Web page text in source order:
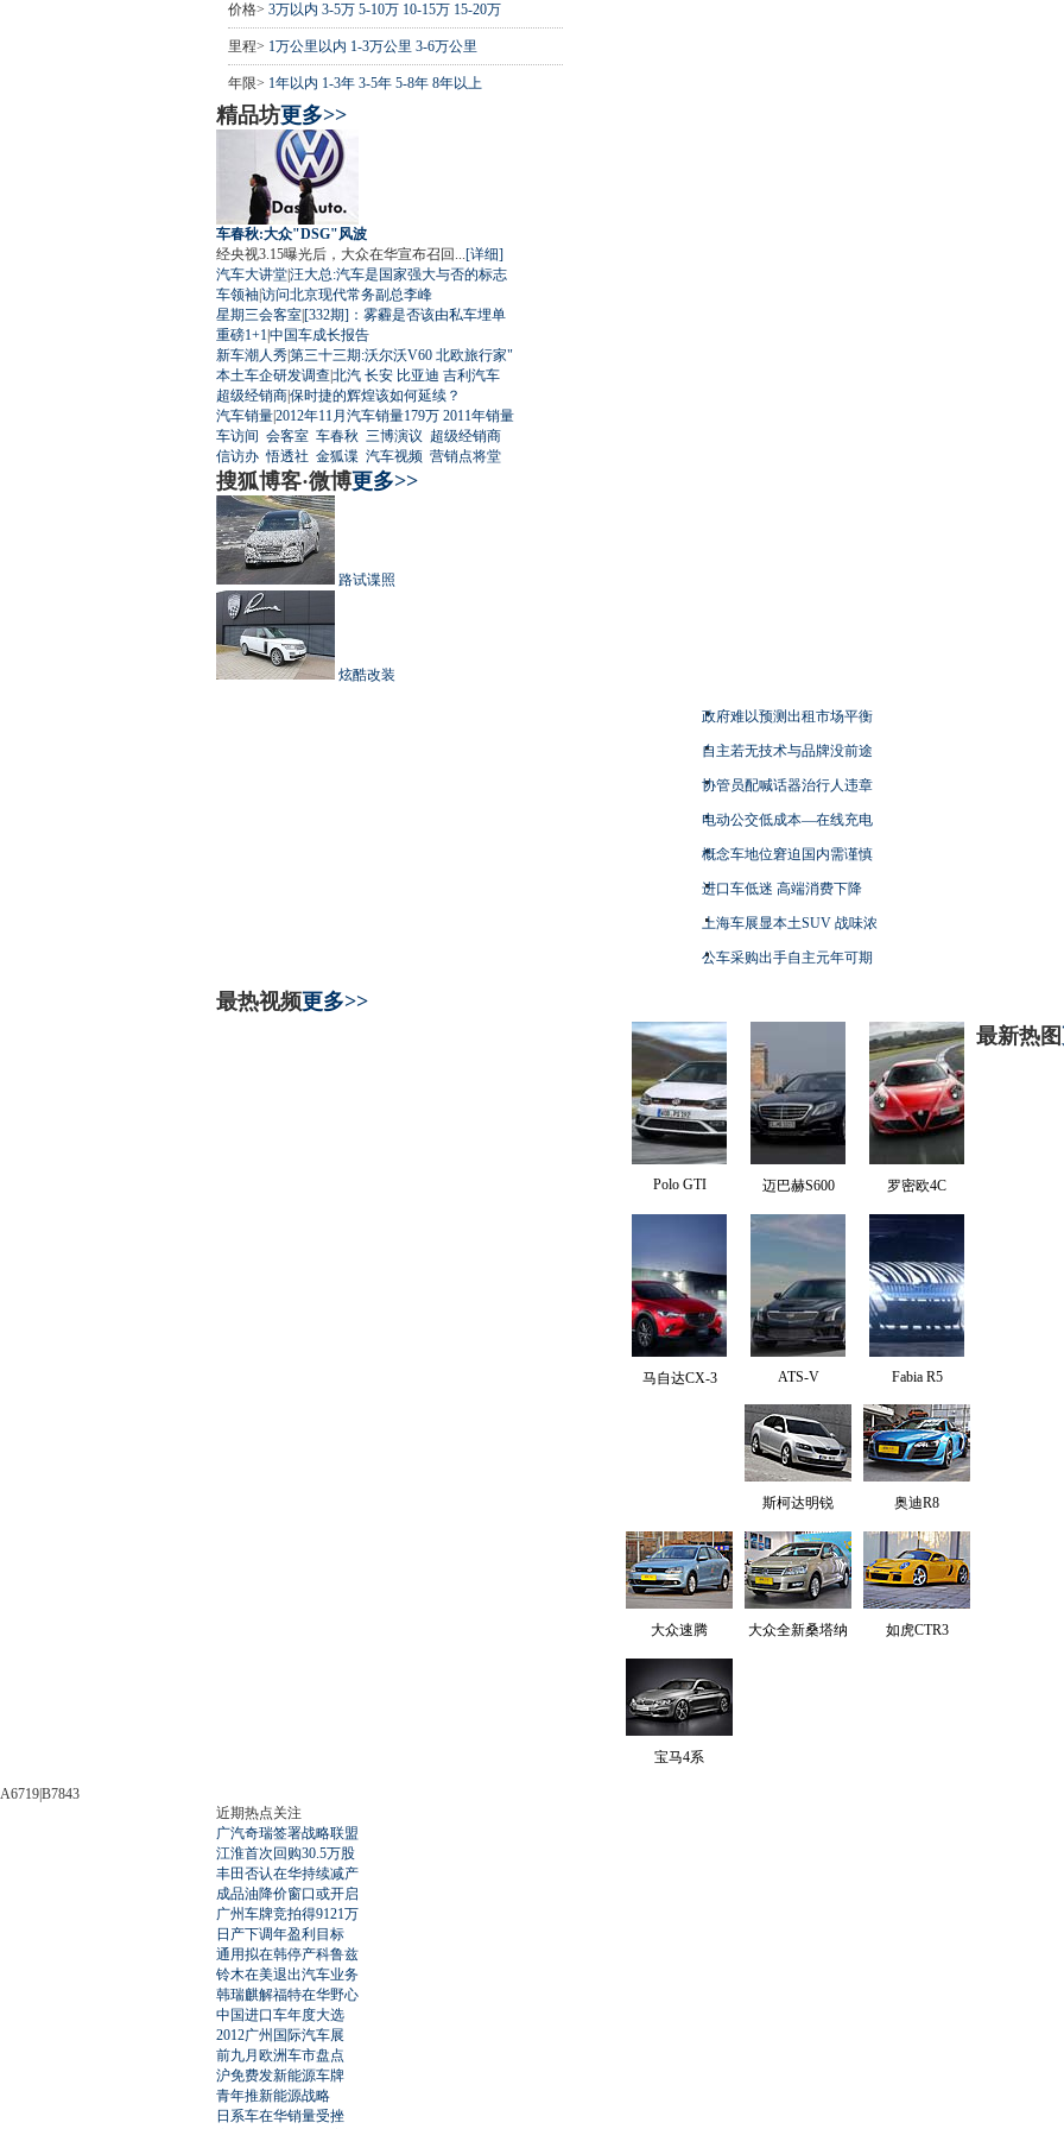
价格> 3万以内 3-5万 5-10万 10-15万 15-20万
里程> 1万公里以内 1-3万公里 3-6万公里
年限> 1年以内 1-3年 3-5年 5-8年 8年以上
精品坊更多>>
车春秋:大众"DSG"风波
经央视3.15曝光后，大众在华宣布召回... [详细]
汽车大讲堂|汪大总:汽车是国家强大与否的标志
车领袖|访问北京现代常务副总李峰
星期三会客室|[332期]：雾霾是否该由私车埋单
重磅1+1 |中国车成长报告
新车潮人秀|第三十三期:沃尔沃V60 北欧旅行家"
本土车企研发调查|北汽 长安 比亚迪 吉利汽车
超级经销商|保时捷的辉煌该如何延续？
汽车销量|2012年11月汽车销量179万 2011年销量
车访间 会客室 车春秋 三博演议 超级经销商
信访办 悟透社 金狐谍 汽车视频 营销点将堂
搜狐博客·微博更多>>
路试谍照
炫酷改装
政府难以预测出租市场平衡
自主若无技术与品牌没前途
协管员配喊话器治行人违章
电动公交低成本—在线充电
概念车地位窘迫国内需谨慎
进口车低迷 高端消费下降
上海车展显本土SUV 战味浓
公车采购出手自主元年可期
最热视频更多>>
Polo GTI 迈巴赫S600 罗密欧4C
马自达CX-3 ATS-V Fabia R5
最新热图
斯柯达明锐 奥迪R8
大众速腾 大众全新桑塔纳 如虎CTR3
宝马4系
A6719|B7843
近期热点关注
广汽奇瑞签署战略联盟
江淮首次回购30.5万股
丰田否认在华持续减产
成品油降价窗口或开启
广州车牌竞拍得9121万
日产下调年盈利目标
通用拟在韩停产科鲁兹
铃木在美退出汽车业务
韩瑞麒解福特在华野心
中国进口车年度大选
2012广州国际汽车展
前九月欧洲车市盘点
沪免费发新能源车牌
青年推新能源战略
日系车在华销量受挫